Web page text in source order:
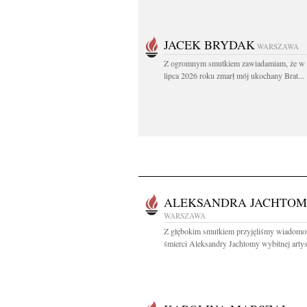
JACEK BRYDAK WARSZAWA
Z ogromnym smutkiem zawiadamiam, że
lipca 2026 roku zmarł mój ukochany Brat...
ALEKSANDRA
WARSZAWA
Z głębokim smutkiem przyjęliśmy
śmierci Aleksandry Jachtomy wybitnej